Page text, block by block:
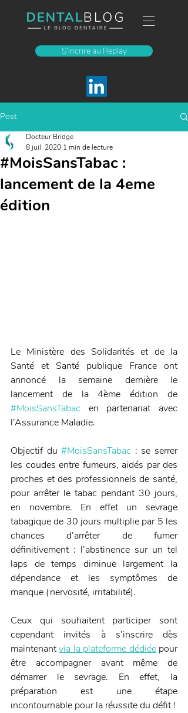
S'incrire au Replay
Post
#MoisSansTabac :
lancement de la 4eme
édition
Docteur Bridge
8 juil. 2020 1 min de lecture
Le Ministère des Solidarités et de la
Santé et Santé publique France ont
annoncé la semaine dernière le
#MoisSansTabac en partenariat avec
l’Assurance Maladie.
Objectif du #MoisSansTabac : se serrer
les coudes entre fumeurs, aidés par des
proches et des professionnels de santé,
pour arrêter le tabac pendant 30 jours,
en novembre. En effet un sevrage
tabagique de 30 jours multiplie par 5 les
chances d’arrêter de fumer
définitivement : l’abstinence sur un tel
laps de temps diminue largement la
dépendance et les symptômes de
manque (nervosité, irritabilité).
Ceux qui souhaitent participer sont
cependant invités à s’inscrire dès
maintenant via la plateforme dédiée pour
être accompagner avant même de
démarrer le sevrage. En effet, la
préparation est une étape
incontournable pour la réussite du défit !